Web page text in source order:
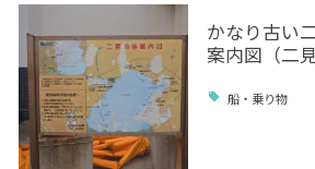
かなり古い
案内図（二
船・乗り物